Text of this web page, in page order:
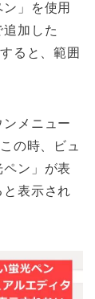
」を使用
加した
ると、範囲
メニュー
の時、ビュ
ン」が表
表示され